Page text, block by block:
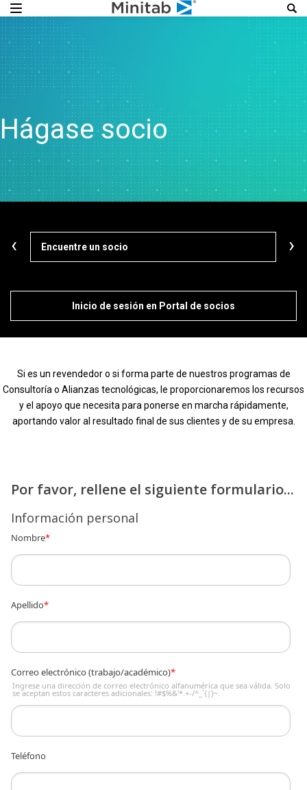
Hágase socio
Encuentre un socio
‹ ›
Inicio de sesión en Portal de socios
Si es un revendedor o si forma parte de nuestros programas de
Consultoría o Alianzas tecnológicas, le proporcionaremos los recursos
y el apoyo que necesita para ponerse en marcha rápidamente,
aportando valor al resultado final de sus clientes y de su empresa.
Por favor, rellene el siguiente formulario...
Información personal
Nombre*
Apellido*
Correo electrónico (trabajo/académico)*
Ingrese una dirección de correo electrónico alfanumérica que sea válida. Solo
se aceptan estos caracteres adicionales: !#$%&'*.+-/^_`{|}~.
Teléfono